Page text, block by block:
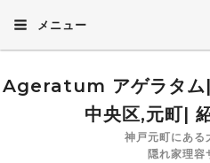
メニュー
Ageratum アゲラタム|
中央区,元町|
神戸元町にある
隠れ家理容